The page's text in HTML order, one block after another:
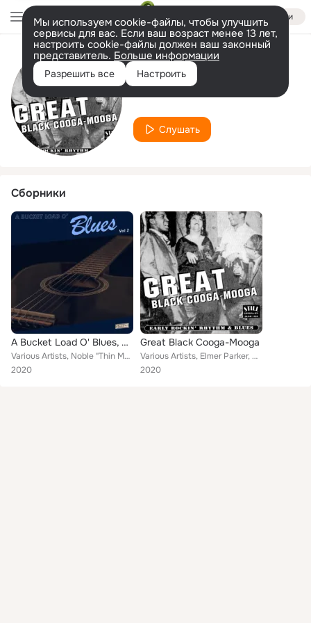
Войти
Мы используем cookie-файлы, чтобы улучшить
сервисы для вас. Если ваш возраст менее 13 лет,
настроить cookie-файлы должен ваш законный
представитель. Больше информации
Разрешить все Настроить
Исполнитель
Charles Walker
Слушать
Сборники
A Bucket Load O' Blues, Vol. 2
Various Artists, Noble "Thin Man" Watts, Buster Brown, Little Red Walter, Danny Brown, Little Walter, Muddy Waters, Charles Walk...
2020
Great Black Cooga-Mooga
Various Artists, Elmer Parker, Chuck Mann, George Terry, Charles Walker, Jimmy Spruill, Billy Hoke, Roy Brown, Elliott Shavers, ...
2020